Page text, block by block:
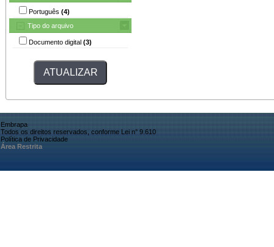
Português (4)
Tipo do arquivo
Documento digital (3)
Embrapa
Todos os direitos reservados, conforme Lei n° 9.610
Política de Privacidade
Área Restrita